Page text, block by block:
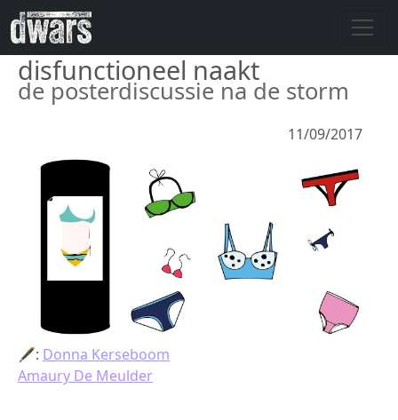
Overslaan en naar de inhoud gaan
disfunctioneel naakt
de posterdiscussie na de storm
11/09/2017
🖋: Donna Kerseboom
Amaury De Meulder